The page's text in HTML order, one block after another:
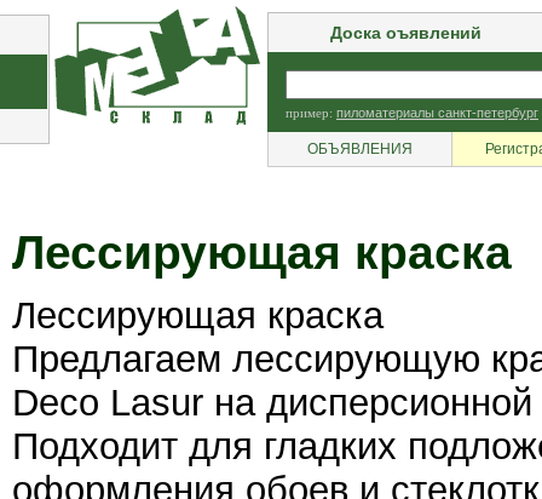
Доска оъявлений
пример: пиломатериалы санкт-петербург
ОБЪЯВЛЕНИЯ
Лессирующая краска
Лессирующая краска
Предлагаем лессирующую
Deco Lasur на
Подходит для гладких
оформления обоев и